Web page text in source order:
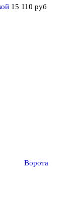
15 110 руб
Ворота